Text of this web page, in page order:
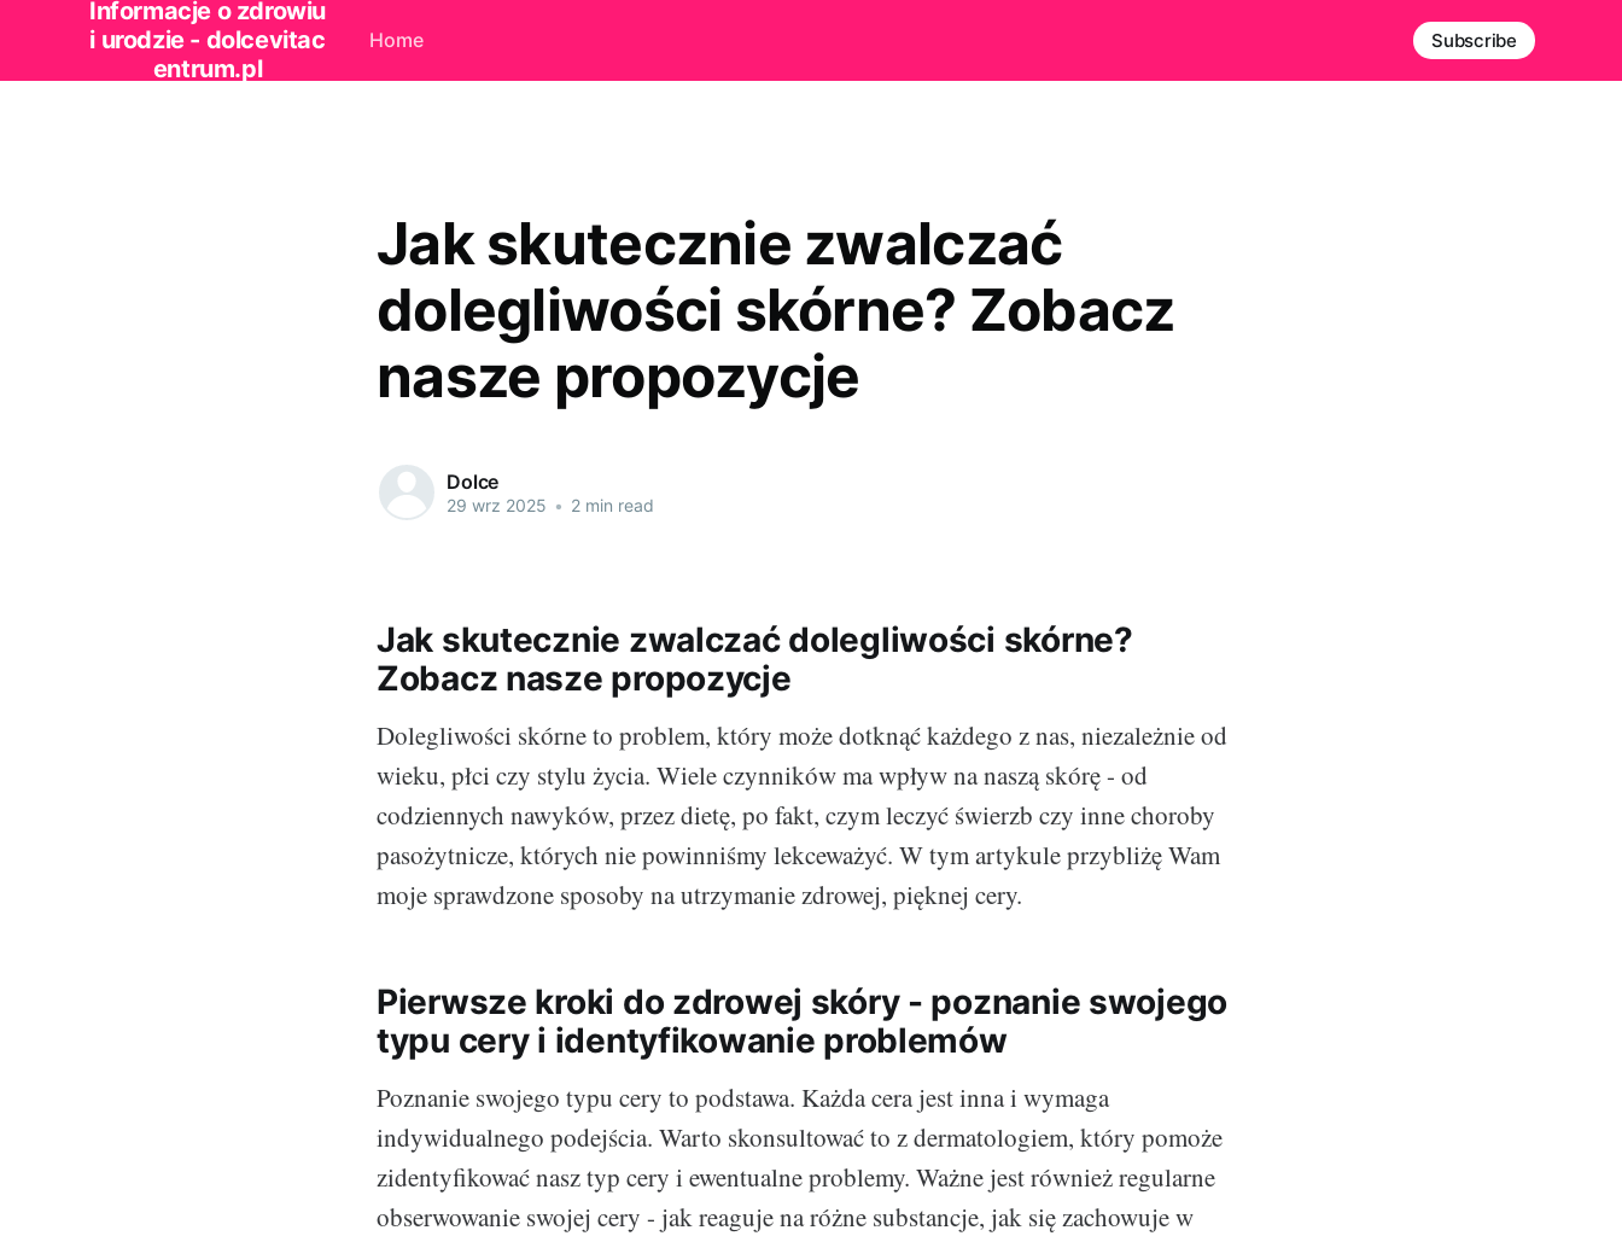
Informacje o zdrowiu
i urodzie - dolcevitac
entrum.pl
Home Subscribe
Jak skutecznie zwalczać
dolegliwości skórne? Zobacz
nasze propozycje
Dolce
29 wrz 2025 • 2 min read
Jak skutecznie zwalczać dolegliwości skórne?
Zobacz nasze propozycje
Dolegliwości skórne to problem, który może dotknąć każdego z nas, niezależnie od
wieku, płci czy stylu życia. Wiele czynników ma wpływ na naszą skórę - od
codziennych nawyków, przez dietę, po fakt, czym leczyć świerzb czy inne choroby
pasożytnicze, których nie powinniśmy lekceważyć. W tym artykule przybliżę Wam
moje sprawdzone sposoby na utrzymanie zdrowej, pięknej cery.
Pierwsze kroki do zdrowej skóry - poznanie swojego
typu cery i identyfikowanie problemów
Poznanie swojego typu cery to podstawa. Każda cera jest inna i wymaga
indywidualnego podejścia. Warto skonsultować to z dermatologiem, który pomoże
zidentyfikować nasz typ cery i ewentualne problemy. Ważne jest również regularne
obserwowanie swojej cery - jak reaguje na różne substancje, jak się zachowuje w